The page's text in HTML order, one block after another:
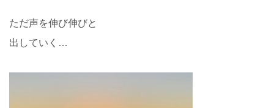
ただ声を伸び伸びと
出していく…